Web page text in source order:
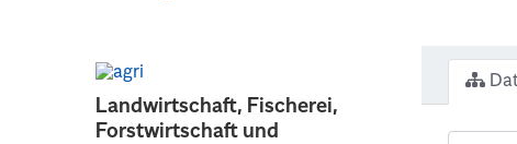
Landwirtschaft, Fischerei,
Forstwirtschaft und